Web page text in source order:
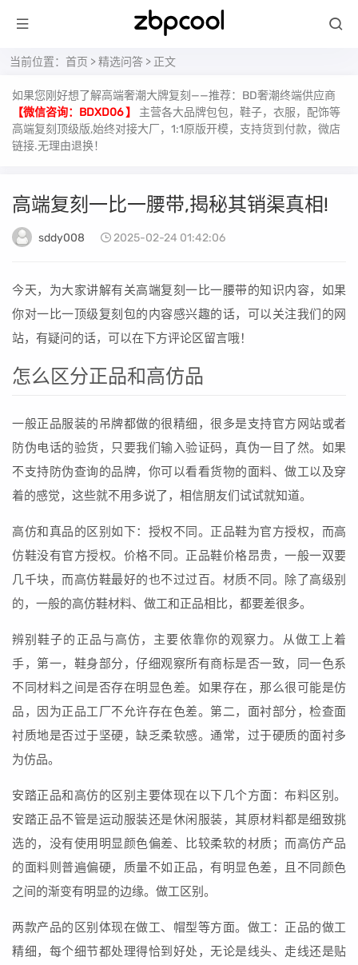
当前位置： 首页 >精选问答 > 正文
如果您刚好想了解高端奢潮大牌复刻——推荐：BD奢潮终端供应商
【微信咨询：BDXD06 】
主营各大品牌包包，鞋子，衣服，配饰等
高端复刻顶级版,始终对接大厂，1:1原版开模，支持货到付款，微店
链接.无理由退换！
高端复刻一比一腰带,揭秘其销渠真相!
sddy008 2025-02-24 01:42:06
今天，为大家讲解有关高端复刻一比一腰带的知识内容，如果
你对一比一顶级复刻包的内容感兴趣的话，可以关注我们的网
站，有疑问的话，可以在下方评论区留言哦！
怎么区分正品和高仿品
一般正品服装的吊牌都做的很精细，很多是支持官方网站或者
防伪电话的验货，只要我们输入验证码，真伪一目了然。如果
不支持防伪查询的品牌，你可以看看货物的面料、做工以及穿
着的感觉，这些就不用多说了，相信朋友们试试就知道。
高仿和真品的区别如下：授权不同。正品鞋为官方授权，而高
仿鞋没有官方授权。价格不同。正品鞋价格昂贵，一般一双要
几千块，而高仿鞋最好的也不过过百。材质不同。除了高级别
的，一般的高仿鞋材料、做工和正品相比，都要差很多。
辨别鞋子的正品与高仿，主要依靠你的观察力。从做工上着
手，第一，鞋身部分，仔细观察所有商标是否一致，同一色系
不同材料之间是否存在明显色差。如果存在，那么很可能是仿
品，因为正品工厂不允许存在色差。第二，面衬部分，检查面
衬质地是否过于坚硬，缺乏柔软感。通常，过于硬质的面衬多
为仿品。
安踏正品和高仿的区别主要体现在以下几个方面：布料区别。
安踏正品不管是运动服装还是休闲服装，其原材料都是细致挑
选的，没有使用明显颜色偏差、比较柔软的材质；而高仿产品
的面料则普遍偏硬，质量不如正品，有明显色差，且不同颜色
之间的渐变有明显的边缘。做工区别。
两款产品的区别体现在做工、帽型等方面。做工：正品的做工
精细，每个细节都处理得恰到好处，无论是线头、走线还是贴